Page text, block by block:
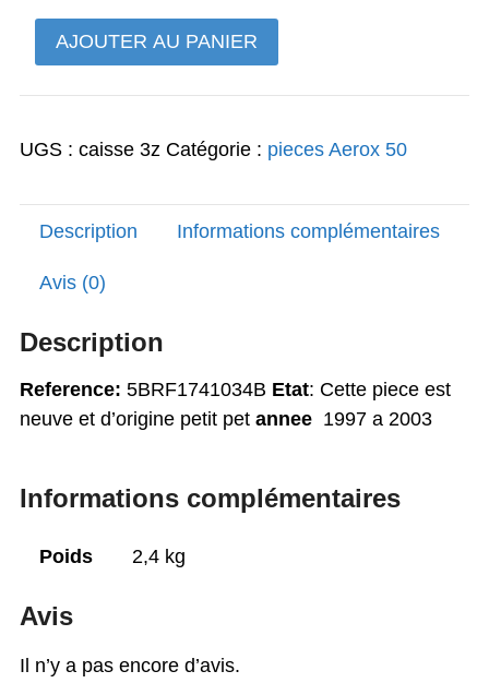
était :
202,50€.
est :
120,00€.
quantité
de
coque
droite
Aerox
Nitro
AJOUTER AU PANIER
UGS : caisse 3z Catégorie : pieces Aerox 50
Description Informations complémentaires
Avis (0)
Description
Reference: 5BRF1741034B Etat: Cette piece est
neuve et d’origine petit pet annee 1997 a 2003
Informations complémentaires
Poids 2,4 kg
Avis
Il n’y a pas encore d’avis.